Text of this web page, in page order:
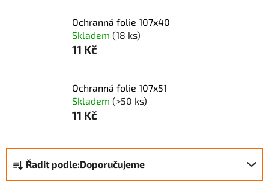
Ochranná folie 107x40
Skladem (18 ks)
11 Kč
Ochranná folie 107x51
Skladem (>50 ks)
11 Kč
a
Řadit podle:Doporučujeme